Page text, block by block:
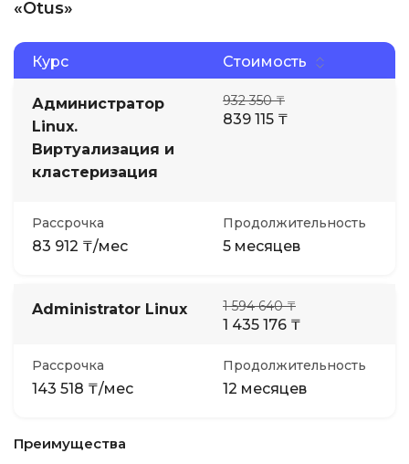
«Otus»
Курс Стоимость
Администратор
Linux.
Виртуализация и
кластеризация
932 350 ₸
839 115 ₸
Рассрочка
83 912 ₸/мес
Продолжительность
5 месяцев
Administrator Linux 1 594 640 ₸
1 435 176 ₸
Рассрочка
143 518 ₸/мес
Продолжительность
12 месяцев
Преимущества